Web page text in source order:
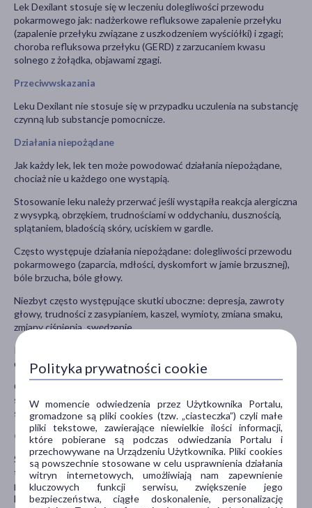
Lek Dexilant stosuje się w leczeniu dolegliwości przewodu
pokarmowego jak: nadżerkowe refluksowe zapalenie przełyku
(zapalenie przełyku związane z uszkodzeniem wyściółki) i zgagi;
choroba refluksowa przełyku (GERD) z zarzucaniem kwasu
solnego z żołądka, objawami zgagi.
Przeciwwskazania
Leku Dexilant nie stosuje się w przypadku uczulenia na substancję
czynną lub substancje pomocnicze.
Działania niepożądane
Jak każdy lek, lek ten może powodować działania niepożądane,
chociaż nie u każdego one wystąpią.
Stosowanie leku należy przerwać jeśli wystąpiła reakcja alergiczna
z wysypką, obrzękiem, trudnościami w oddychaniu, dusznością,
splątaniem, bladością skóry, uciskiem w gardle.
Często występuje działania niepożądane: dolegliwości przewodu
pokarmowego (zaparcia, mdłości, dyskomfort w jamie brzusznej),
bóle brzucha, bóle głowy.
Niezbyt często występujące skutki uboczne: depresja, zawroty
głowy, trudności z zasypianiem, kaszel, wymioty, zmiana smaku,
zmiany ciśnienia, swędzenie.
Rzadko występujące działania niepożądane: drgawki, mrowienie,
drętwienie, zaburzenia widzenia, zwroty głowy lub wirowanie.
Częstość nieznana: zmiana w ilości krwinek czerwonych, reakcje
skórne, nieostre widzenie, omamy wzrokowe, wysypka z bólem
stawów.
Ostrzeżenia i środki ostrożności
Stosowanie leku Dexilant i jego dawka zależy od schorzeń
towarzyszących m.in. od zaburzonej czynności wątroby,
problemów z żołądkiem, stosowania niektórych leków (np. innych
leków z grupy IPP, digoksyny, glikokortykosteroidów).
Polityka prywatności cookie
W momencie odwiedzenia przez Użytkownika Portalu,
gromadzone są pliki cookies (tzw. „ciasteczka”) czyli małe
pliki tekstowe, zawierające niewielkie ilości informacji,
które pobierane są podczas odwiedzania Portalu i
przechowywane na Urządzeniu Użytkownika. Pliki cookies
są powszechnie stosowane w celu usprawnienia działania
witryn internetowych, umożliwiają nam zapewnienie
kluczowych funkcji serwisu, zwiększenie jego
bezpieczeństwa, ciągłe doskonalenie, personalizację